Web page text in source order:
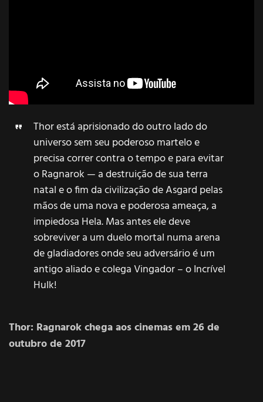
Thorestá aprisionado do outro lado do
universo sem seu poderoso martelo e
precisa correr contra o tempo e para evitar
o Ragnarok — a destruição de sua terra
natal e o fim da civilização de Asgard pelas
mãos de uma nova e poderosa ameaça, a
impiedosa Hela. Mas antes ele deve
sobreviver a um duelo mortal numa arena
de gladiadores onde seu adversário é um
antigo aliado e colega Vingador – o Incrível
Hulk!
Thor: Ragnarok chega aos cinemas em 26 de
outubro de 2017